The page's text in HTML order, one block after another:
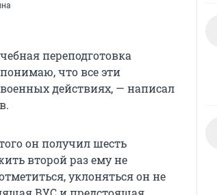
переподготовка
что все эти
действиях, — написал
он получил шесть
второй раз ему не
уклоняться он не